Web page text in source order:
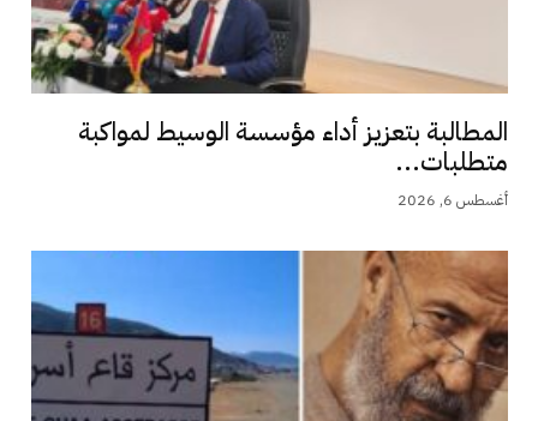
المطالبة بتعزيز أداء مؤسسة الوسيط لمواكبة
متطلبات...
أغسطس 6, 2026